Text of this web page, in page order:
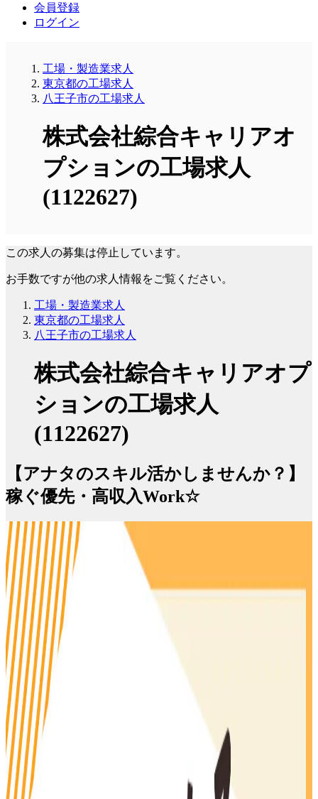
会員登録
ログイン
工場・製造業求人
東京都の工場求人
八王子市の工場求人
株式会社綜合キャリアオ
プションの工場求人
(1122627)
この求人の募集は停止しています。
お手数ですが他の求人情報をご覧ください。
工場・製造業求人
東京都の工場求人
八王子市の工場求人
株式会社綜合キャリアオプ
ションの工場求人
(1122627)
【アナタのスキル活かしませんか？】
稼ぐ優先・高収入Work☆